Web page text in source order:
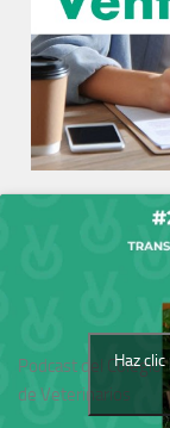
Podcast del Colegio
de Veterinarios
Haz